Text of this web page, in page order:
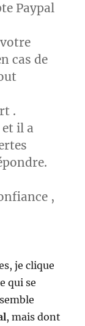
Paypal
cas de
.
il a
,
je clique
qui se
, mais dont